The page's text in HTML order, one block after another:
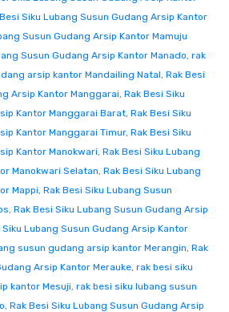
Siku Lubang Susun Gudang Arsip Kantor
Susun Gudang Arsip Kantor Mamuju
Susun Gudang Arsip Kantor Manado, rak
arsip kantor Mandailing Natal, Rak Besi
Arsip Kantor Manggarai, Rak Besi Siku
Kantor Manggarai Barat, Rak Besi Siku
Kantor Manggarai Timur, Rak Besi Siku
Kantor Manokwari, Rak Besi Siku Lubang
Manokwari Selatan, Rak Besi Siku Lubang
Mappi, Rak Besi Siku Lubang Susun
, Rak Besi Siku Lubang Susun Gudang Arsip
Siku Lubang Susun Gudang Arsip Kantor
susun gudang arsip kantor Merangin, Rak
Arsip Kantor Merauke, rak besi siku
kantor Mesuji, rak besi siku lubang susun
, Rak Besi Siku Lubang Susun Gudang Arsip